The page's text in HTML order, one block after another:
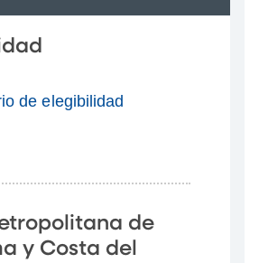
de elegibilidad
de
y Costa del